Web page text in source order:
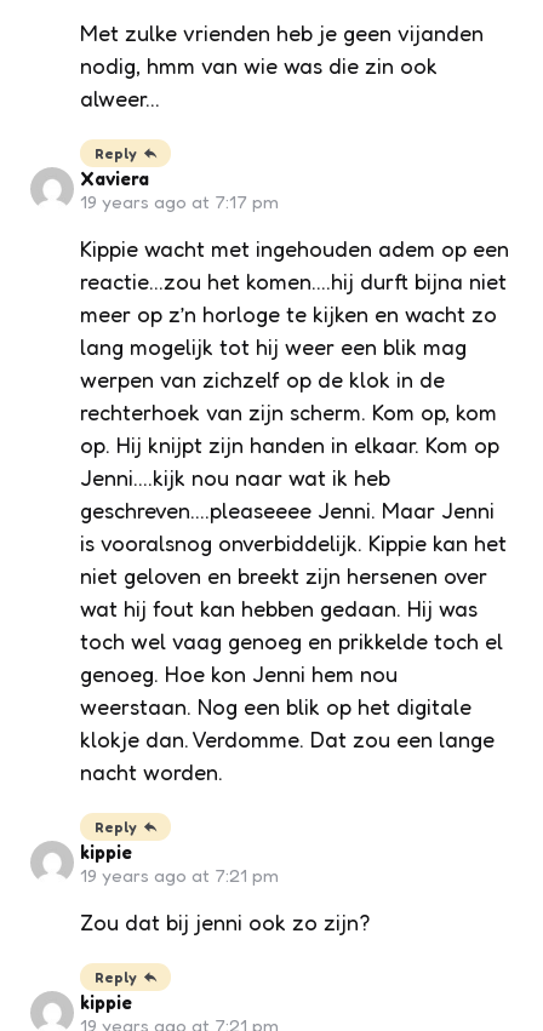
Met zulke vrienden heb je geen vijanden
nodig, hmm van wie was die zin ook
alweer…
Reply
Xaviera
19 years ago at 7:17 pm
Kippie wacht met ingehouden adem op een
reactie…zou het komen….hij durft bijna niet
meer op z’n horloge te kijken en wacht zo
lang mogelijk tot hij weer een blik mag
werpen van zichzelf op de klok in de
rechterhoek van zijn scherm. Kom op, kom
op. Hij knijpt zijn handen in elkaar. Kom op
Jenni….kijk nou naar wat ik heb
geschreven….pleaseeee Jenni. Maar Jenni
is vooralsnog onverbiddelijk. Kippie kan het
niet geloven en breekt zijn hersenen over
wat hij fout kan hebben gedaan. Hij was
toch wel vaag genoeg en prikkelde toch el
genoeg. Hoe kon Jenni hem nou
weerstaan. Nog een blik op het digitale
klokje dan. Verdomme. Dat zou een lange
nacht worden.
Reply
kippie
19 years ago at 7:21 pm
Zou dat bij jenni ook zo zijn?
Reply
kippie
19 years ago at 7:21 pm